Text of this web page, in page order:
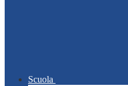
Scuola